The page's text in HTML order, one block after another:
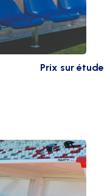
Prix sur étude